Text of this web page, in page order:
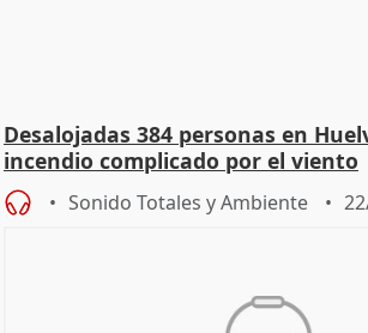
Desalojadas 384 personas en
incendio complicado por el viento
Sonido Totales y Ambiente